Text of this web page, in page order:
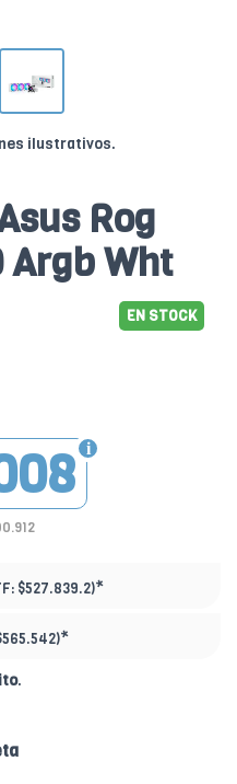
ilustrativos.
Rog
Argb Wht
EN STOCK
$527.839.2)*
*
.